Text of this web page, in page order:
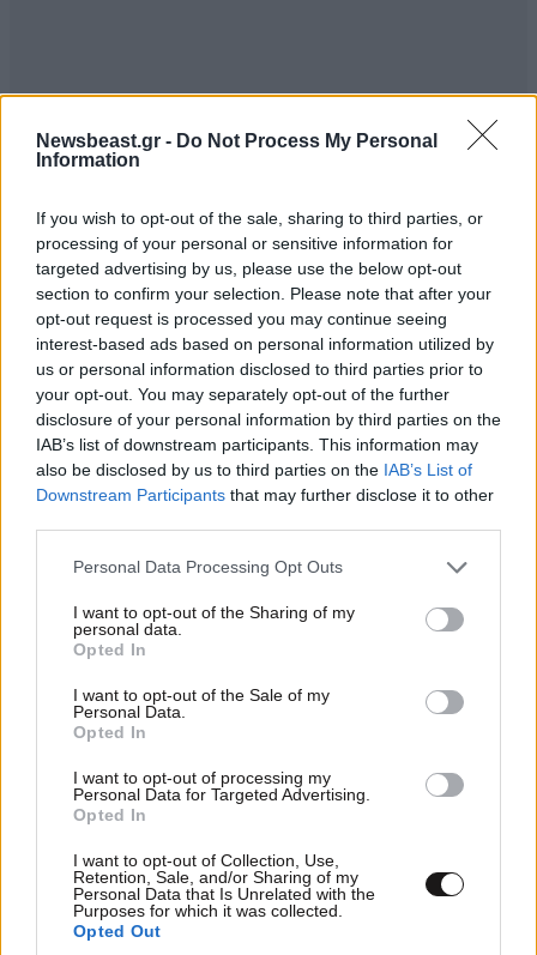
Newsbeast.gr - Do Not Process My Personal
Information
If you wish to opt-out of the sale, sharing to third parties, or
processing of your personal or sensitive information for
targeted advertising by us, please use the below opt-out
section to confirm your selection. Please note that after your
opt-out request is processed you may continue seeing
interest-based ads based on personal information utilized by
us or personal information disclosed to third parties prior to
your opt-out. You may separately opt-out of the further
disclosure of your personal information by third parties on the
IAB’s list of downstream participants. This information may
also be disclosed by us to third parties on the IAB’s List of
Downstream Participants that may further disclose it to other
Please note that this website/app uses one or more Google
not limited to your visit or usage behaviour. You may click to
grant or deny consent to Google and its third-party tags to
use your data for below specified purposes in below Google
consent section.
Personal Data Processing Opt Outs
I want to opt-out of the Sharing of my
personal data.
Opted In
I want to opt-out of the Sale of my
Personal Data.
Opted In
I want to opt-out of processing my
Personal Data for Targeted Advertising.
Opted In
I want to opt-out of Collection, Use,
Retention, Sale, and/or Sharing of my
Personal Data that Is Unrelated with the
Purposes for which it was collected.
Opted Out
5 ΣΧΌΛΙΑ ΑΝΑΓΝΩΣΤΏΝ
ΠΡΟΣΘΕΣΤΕ ΤΟ ΣΧΟΛΙΟ ΣΑΣ
Διαβάστε και ακολουθήστε τους κανόνες σχολιασμού
ΠΡΟΣΘΗΚΗ
Αντε τωρα 13·06·2026 21:21